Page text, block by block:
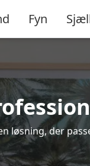
Fyn
løsning, der